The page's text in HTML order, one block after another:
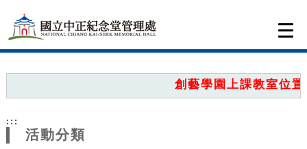
網
站
主
題
創藝學園上課教室位置圖
:::
活動分類